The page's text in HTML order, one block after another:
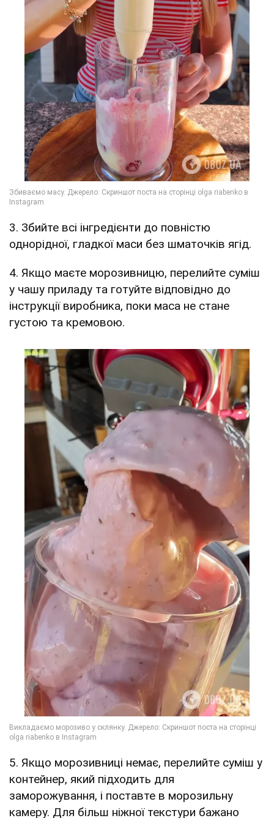
3. Збийте всі інгредієнти до повністю
однорідної, гладкої маси без шматочків ягід.
4. Якщо маєте морозивницю, перелийте суміш
у чашу приладу та готуйте відповідно до
інструкції виробника, поки маса не стане
густою та кремовою.
5. Якщо морозивниці немає, перелийте суміш у
контейнер, який підходить для
заморожування, і поставте в морозильну
камеру. Для більш ніжної текстури бажано